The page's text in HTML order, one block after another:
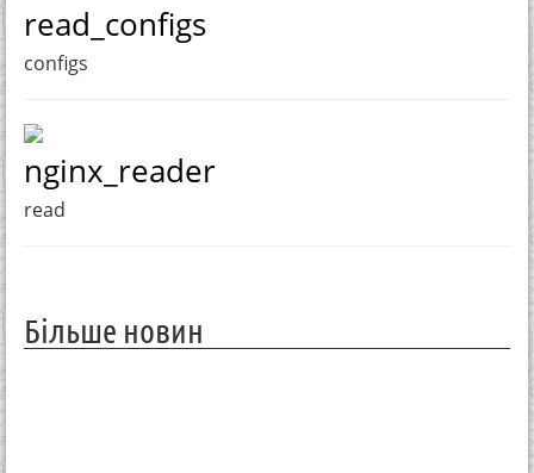
read_configs
configs
nginx_reader
read
Більше новин